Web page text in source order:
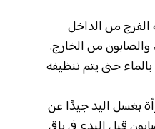
من الداخل
والصابون من الخارج.
حتى يتم تنظيفه
بغسل اليد جيدًا عن